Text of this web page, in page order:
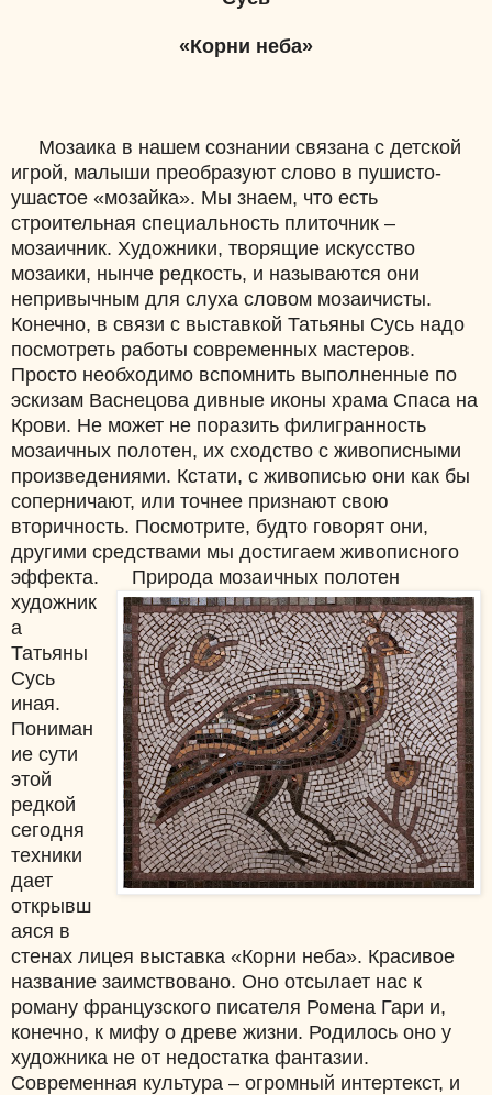
«Корни неба»
Мозаика в нашем сознании связана с детской
игрой, малыши преобразуют слово в пушисто-
ушастое «мозайка». Мы знаем, что есть
строительная специальность плиточник –
мозаичник. Художники, творящие искусство
мозаики, нынче редкость, и называются они
непривычным для слуха словом мозаичисты.
Конечно, в связи с выставкой Татьяны Сусь надо
посмотреть работы современных мастеров.
Просто необходимо вспомнить выполненные по
эскизам Васнецова дивные иконы храма Спаса на
Крови. Не может не поразить филигранность
мозаичных полотен, их сходство с живописными
произведениями. Кстати, с живописью они как бы
соперничают, или точнее признают свою
вторичность. Посмотрите, будто говорят они,
другими средствами мы достигаем живописного
эффекта.
Природа мозаичных полотен
художник
а
Татьяны
Сусь
иная.
Пониман
ие сути
этой
редкой
сегодня
техники
дает
открывш
аяся в
стенах лицея выставка «Корни неба». Красивое
название заимствовано. Оно отсылает нас к
роману французского писателя Ромена Гари и,
конечно, к мифу о древе жизни. Родилось оно у
художника не от недостатка фантазии.
Современная культура – огромный интертекст, и